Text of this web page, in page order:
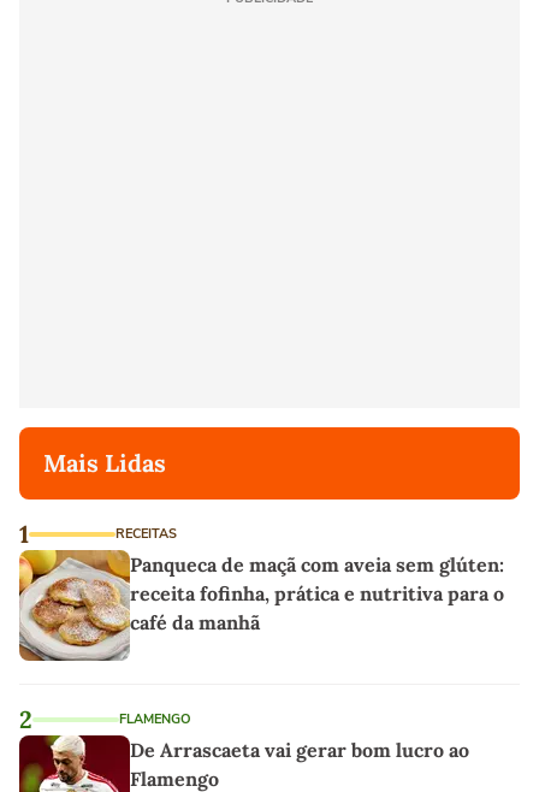
Mais Lidas
1 RECEITAS
Panqueca de maçã com aveia sem glúten:
receita fofinha, prática e nutritiva para o
café da manhã
2 FLAMENGO
De Arrascaeta vai gerar bom lucro ao
Flamengo